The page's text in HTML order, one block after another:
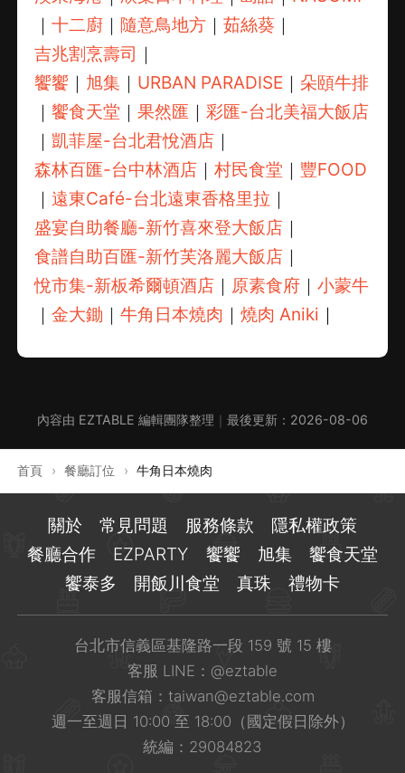
｜十二廚 ｜隨意鳥地方 ｜茹絲葵 ｜
吉兆割烹壽司 ｜
饗饗 ｜ 旭集 ｜ URBAN PARADISE ｜ 朵頤牛排
｜饗食天堂 ｜果然匯 ｜彩匯-台北美福大飯店
｜凱菲屋-台北君悅酒店 ｜
森林百匯-台中林酒店 ｜村民食堂 ｜ 豐FOOD
｜遠東Café-台北遠東香格里拉 ｜
盛宴自助餐廳-新竹喜來登大飯店 ｜
食譜自助百匯-新竹芙洛麗大飯店 ｜
悅市集-新板希爾頓酒店 ｜ 原素食府 ｜小蒙牛
｜金大鋤 ｜牛角日本燒肉 ｜燒肉 Aniki ｜
內容由 EZTABLE 編輯團隊整理 ｜ 最後更新： 2026-08-06
首頁 › 餐廳訂位 › 牛角日本燒肉
關於 常見問題 服務條款
隱私權政策
餐廳合作
EZPARTY 饗饗 旭集
饗食天堂
饗泰多
開飯川食堂 真珠 禮物卡
台北市信義區基隆路一段 159 號 15 樓
客服 LINE： @eztable
客服信箱： taiwan@eztable.com
週一至週日 10:00 至 18:00（國定假日除外）
統編：29084823